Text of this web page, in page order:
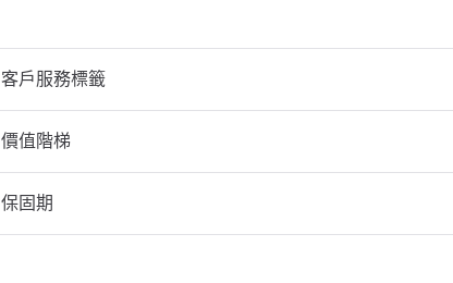
客戶服務標籤
價值階梯
保固期